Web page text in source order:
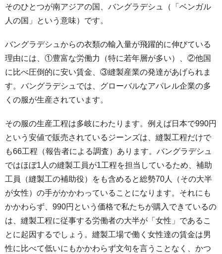
そのひとつが南アジアの国、バングラデシュ（「ベンガル
人の国」という意味）です。
バングラデシュからの衣類の輸入量が飛躍的に伸びている
理由には、①豊富な労働力（特に若年層が多い）、②他国
に比べ圧倒的に安い賃金、③縫製産業の発達があげられま
す。バングラデシュでは、グローバルなアパレル企業の多
くの服が生産されています。
その服の生産工程は多岐にわたります。例えば日本で990円
という安値で販売されているジーンズは、縫製工程だけで
も66工程（報告者による調査）あります。バングラデシュ
ではほぼ1人の縫製工員が1工程を担当しているため、補助
工員（縫製工の補助役）をも含めると総勢70人（その大半
が女性）の手がかかわっていることになります。それにも
かかわらず、990円という価格で私たちが購入できているの
は、縫製工程に従事する労働者の大半が「女性」であるこ
とに起因するでしょう。縫製工場で働く女性達の賃金は男
性に比べて低いにもかかわらず文句を言うことなく、かつ